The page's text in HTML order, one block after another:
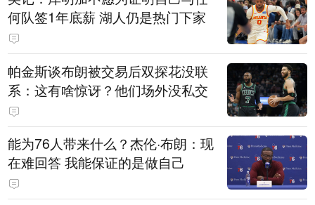
何队签1年底薪 湖人仍是热门下家
帕金斯谈布朗被交易后双探花没联
系：这有啥惊讶？他们场外没私交
能为76人带来什么？杰伦·布朗：现
在难回答 我能保证的是做自己